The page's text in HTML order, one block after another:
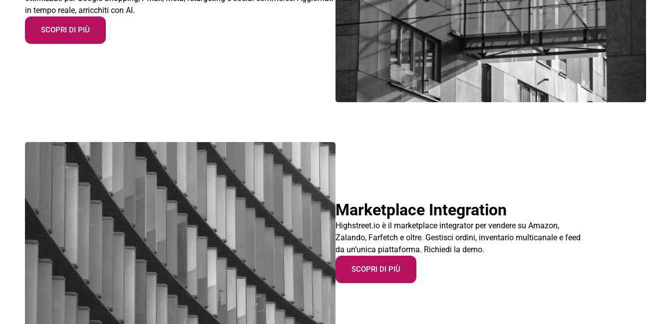
in tempo reale, arricchiti con AI.
SCOPRI DI PIÙ
Marketplace Integration
Highstreet.io è il marketplace integrator per vendere su Amazon,
Zalando, Farfetch e oltre. Gestisci ordini, inventario multicanale e feed
da un’unica piattaforma. Richiedi la demo.
SCOPRI DI PIÙ